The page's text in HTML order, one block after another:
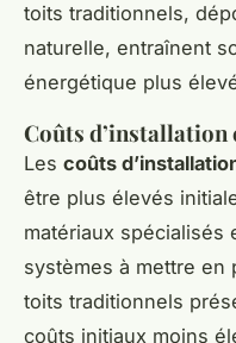
toits traditionnels,
naturelle, entraînent
énergétique plus
Coûts d’installation
Les coûts
être plus élevés
matériaux spécialisés
systèmes à mettre en
toits traditionnels
coûts initiaux moins